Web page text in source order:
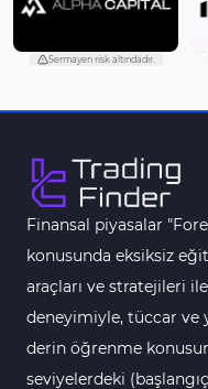
Sermayen risk altındadır.
Finansal piyasalar
konusunda eksiksiz
araçları ve stratejileri
deneyimiyle, tüccar ve
derin öğrenme
seviyelerdeki